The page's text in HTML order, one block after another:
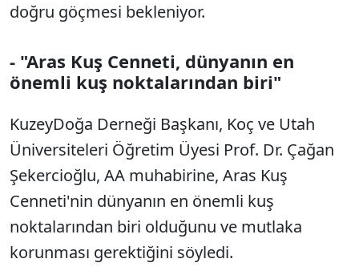
doğru göçmesi bekleniyor.
- "Aras Kuş Cenneti, dünyanın en
önemli kuş noktalarından biri"
KuzeyDoğa Derneği Başkanı, Koç ve Utah
Üniversiteleri Öğretim Üyesi Prof. Dr. Çağan
Şekercioğlu, AA muhabirine, Aras Kuş
Cenneti'nin dünyanın en önemli kuş
noktalarından biri olduğunu ve mutlaka
korunması gerektiğini söyledi.